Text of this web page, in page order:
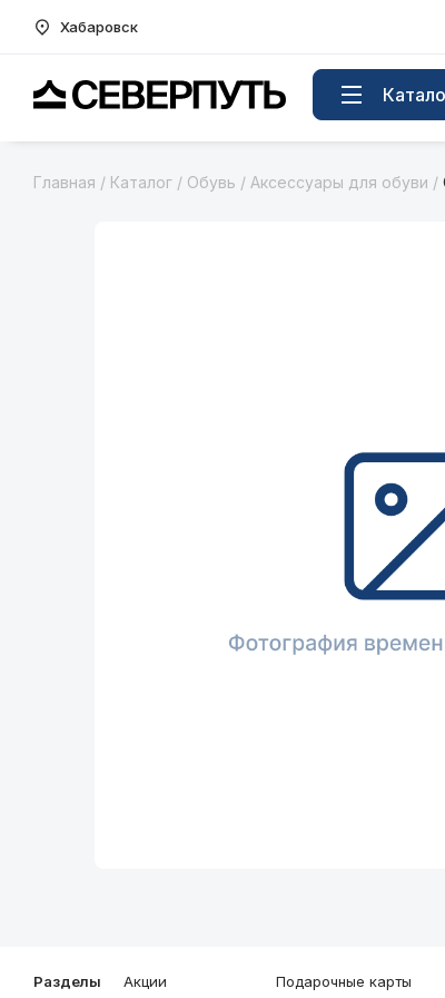
Хабаровск
Вернуться на главную страницу
Главная / Каталог / Обувь / Аксессуары для обуви /
Разделы Акции Подарочные карты